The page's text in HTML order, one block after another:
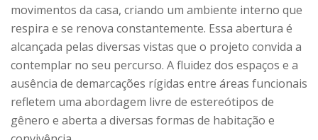
movimentos da casa, criando um ambiente interno que
respira e se renova constantemente. Essa abertura é
alcançada pelas diversas vistas que o projeto convida a
contemplar no seu percurso. A fluidez dos espaços e a
ausência de demarcações rígidas entre áreas funcionais
refletem uma abordagem livre de estereótipos de
gênero e aberta a diversas formas de habitação e